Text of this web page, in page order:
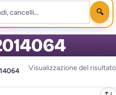
Visualizzazione del risultato